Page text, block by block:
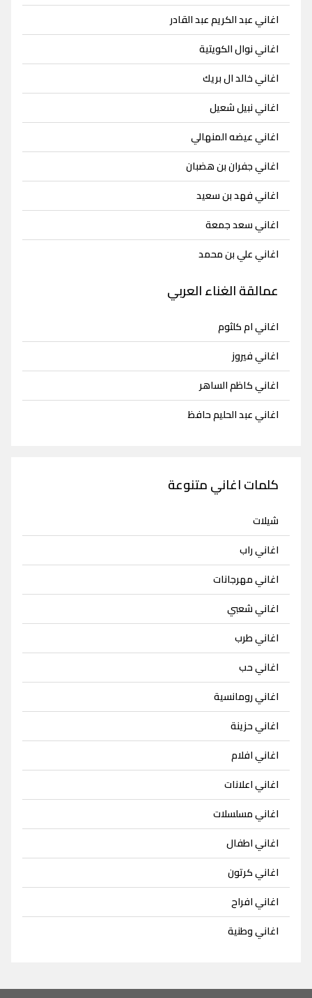
اغاني عبد الكريم عبد القادر
اغاني نوال الكويتية
اغاني خالد ال بريك
اغاني نبيل شعيل
اغاني عيضه المنهالي
اغاني جفران بن هضبان
اغاني فهد بن سعيد
اغاني سعد جمعة
اغاني علي بن محمد
عمالقة الغناء العربي
اغاني ام كلثوم
اغاني فيروز
اغاني كاظم الساهر
اغاني عبد الحليم حافظ
كلمات اغاني متنوعة
شيلات
اغاني راب
اغاني مهرجانات
اغاني شعبي
اغاني طرب
اغاني حب
اغاني رومانسية
اغاني حزينة
اغاني افلام
اغاني اعلانات
اغاني مسلسلات
اغاني اطفال
اغاني كرتون
اغاني افراح
اغاني وطنية